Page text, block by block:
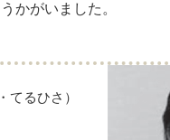
かがいました。
てるひさ）